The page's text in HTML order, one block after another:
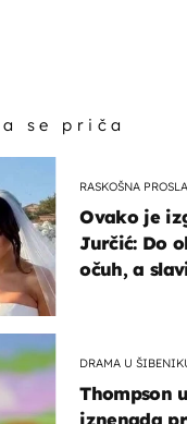
se priča
RASKOŠNA
Ovako je
Jurčić: Do
očuh, a
DRAMA U
Thompson
iznenada